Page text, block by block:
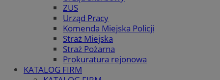
ZUS
Urząd Pracy
Komenda Miejska Policji
Straż Miejska
Straż Pożarna
Prokuratura rejonowa
KATALOG FIRM